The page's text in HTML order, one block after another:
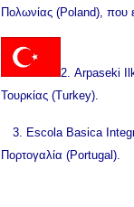
Πολωνίας (Poland), που
2. Arpaseki
Τουρκίας (Turkey).
3. Escola Basica
Πορτογαλία (Portugal).